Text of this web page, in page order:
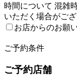
時間について 混雑
いただく場合がご
お店からのお願
ご予約条件
ご予約店舗